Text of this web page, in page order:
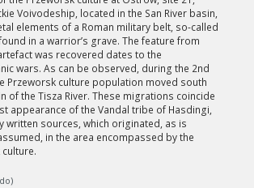
Voivodeship, located in the San River basin,
elements of a Roman military belt, so-called
in a warrior’s grave. The feature from
was recovered dates to the
wars. As can be observed, during the 2nd
Przeworsk culture population moved south
of the Tisza River. These migrations coincide
appearance of the Vandal tribe of Hasdingi,
written sources, which originated, as is
in the area encompassed by the